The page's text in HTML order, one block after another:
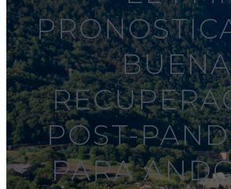
BUENA
POST-
PARA